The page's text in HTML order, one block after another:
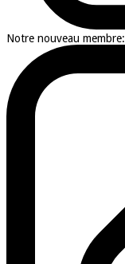
Notre nouveau membre: